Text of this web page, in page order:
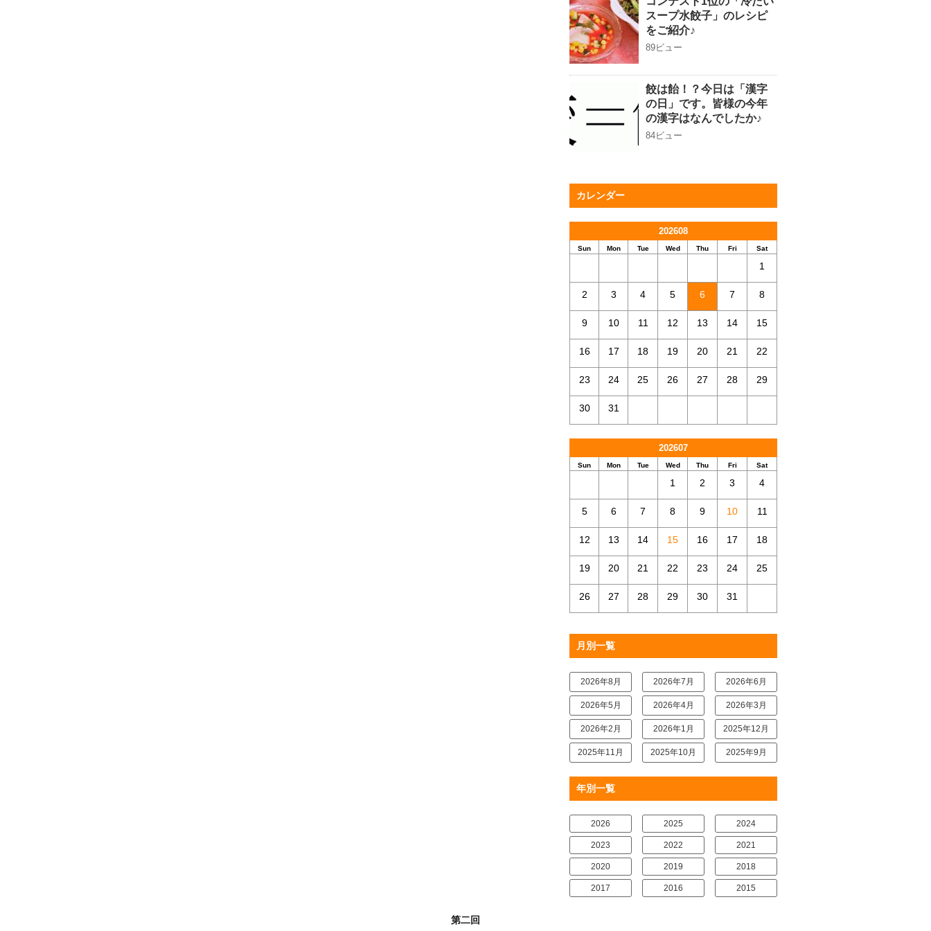
スープ水餃子」のレシピ
をご紹介♪
89ビュー
餃は飴！？今日は「漢字
の日」です。皆様の今年
の漢字はなんでしたか♪
84ビュー
カレンダー
202608
Sun Mon Tue Wed Thu Fri Sat
1
2 3 4 5 6 7 8
9 10 11 12 13 14 15
16 17 18 19 20 21 22
23 24 25 26 27 28 29
30 31
202607
Sun Mon Tue Wed Thu Fri Sat
1 2 3 4
5 6 7 8 9 10 11
12 13 14 15 16 17 18
19 20 21 22 23 24 25
26 27 28 29 30 31
月別一覧
2026年8月 2026年7月 2026年6月
2026年5月 2026年4月 2026年3月
2026年2月 2026年1月 2025年12月
2025年11月 2025年10月 2025年9月
年別一覧
2026 2025 2024
2023 2022 2021
2020 2019 2018
2017 2016 2015
第二回